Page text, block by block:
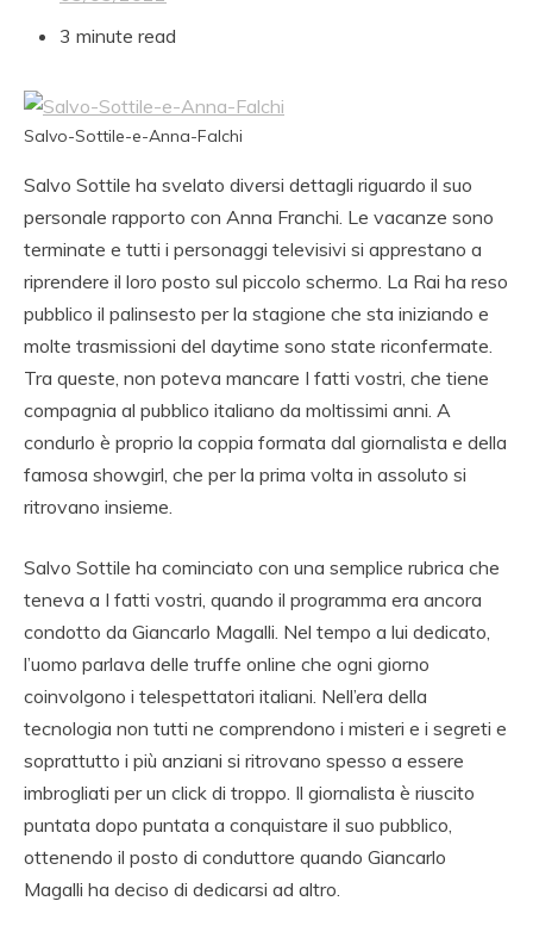
3 minute read
Salvo-Sottile-e-Anna-Falchi
Salvo Sottile ha svelato diversi dettagli riguardo il suo
personale rapporto con Anna Franchi. Le vacanze sono
terminate e tutti i personaggi televisivi si apprestano a
riprendere il loro posto sul piccolo schermo. La Rai ha reso
pubblico il palinsesto per la stagione che sta iniziando e
molte trasmissioni del daytime sono state riconfermate.
Tra queste, non poteva mancare I fatti vostri, che tiene
compagnia al pubblico italiano da moltissimi anni. A
condurlo è proprio la coppia formata dal giornalista e della
famosa showgirl, che per la prima volta in assoluto si
ritrovano insieme.
Salvo Sottile ha cominciato con una semplice rubrica che
teneva a I fatti vostri, quando il programma era ancora
condotto da Giancarlo Magalli. Nel tempo a lui dedicato,
l’uomo parlava delle truffe online che ogni giorno
coinvolgono i telespettatori italiani. Nell’era della
tecnologia non tutti ne comprendono i misteri e i segreti e
soprattutto i più anziani si ritrovano spesso a essere
imbrogliati per un click di troppo. Il giornalista è riuscito
puntata dopo puntata a conquistare il suo pubblico,
ottenendo il posto di conduttore quando Giancarlo
Magalli ha deciso di dedicarsi ad altro.